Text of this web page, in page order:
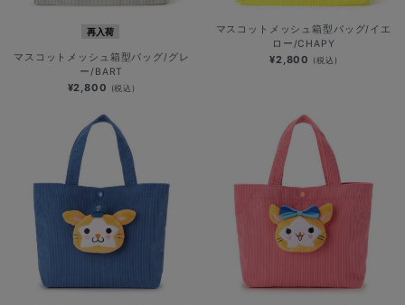
再入荷
マスコットメッシュ箱型バッグ/グレ
ー/BART
¥2,800 (税込)
マスコットメッシュ箱型バッグ/イエ
ロー/CHAPY
¥2,800 (税込)